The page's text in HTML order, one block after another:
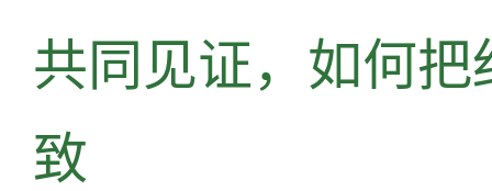
共同见证，如何把
致